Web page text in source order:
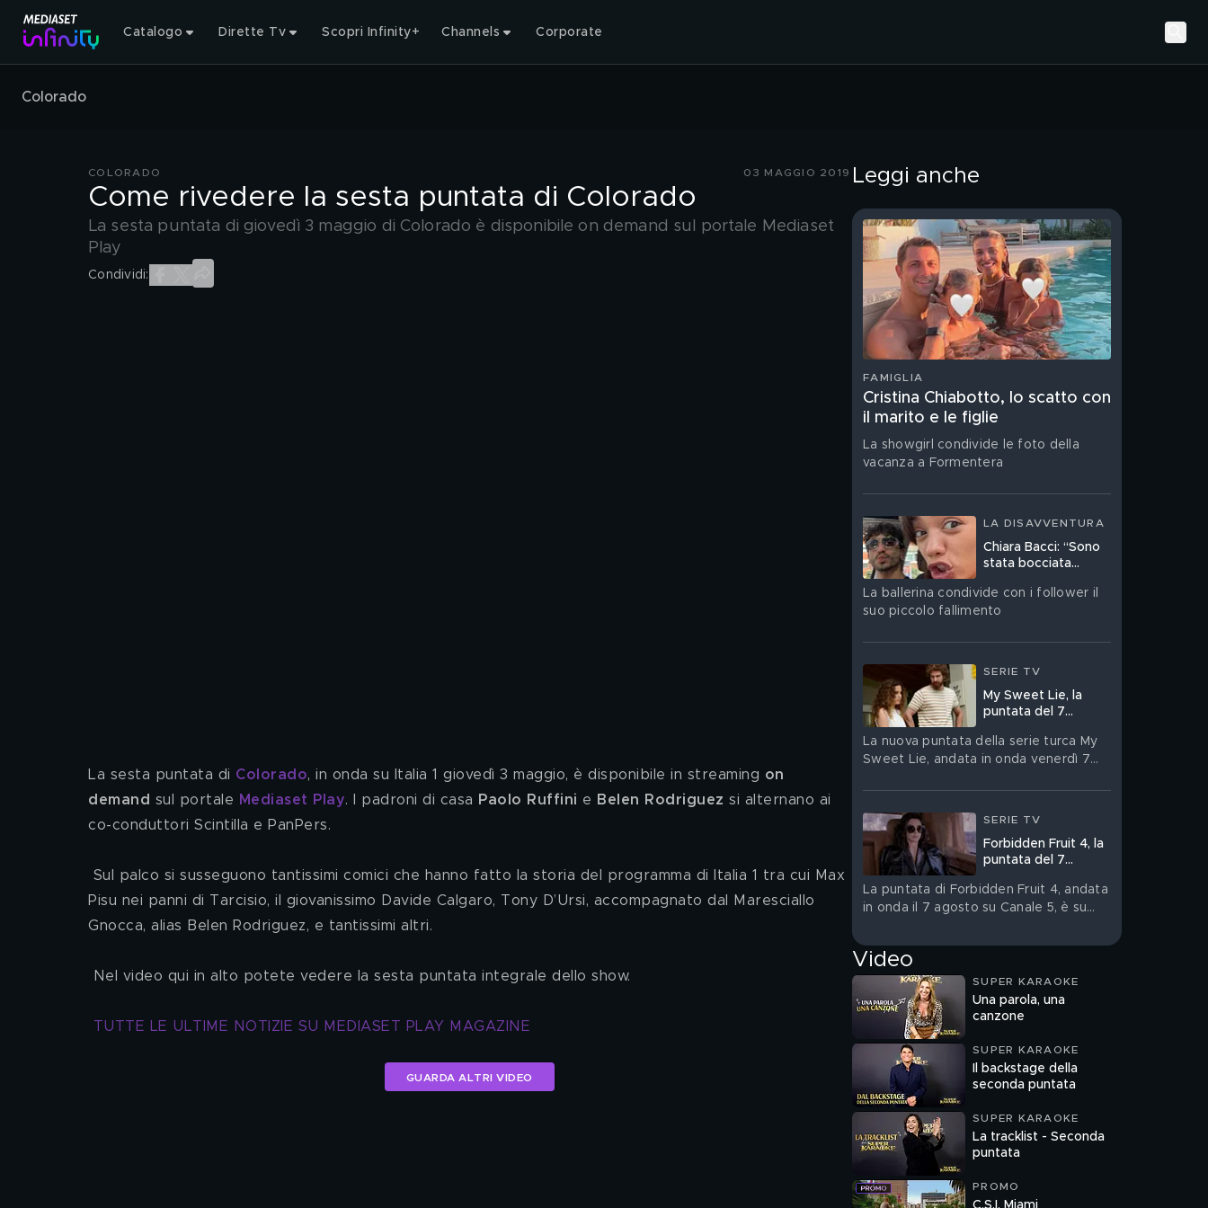
Catalogo Dirette Tv Scopri Infinity+ Channels Corporate
Colorado
COLORADO 03 MAGGIO 2019
Come rivedere la sesta puntata di Colorado
La sesta puntata di giovedì 3 maggio di Colorado è disponibile on demand sul portale Mediaset
Play
Condividi:
La sesta puntata di Colorado, in onda su Italia 1 giovedì 3 maggio, è disponibile in streaming on
demand sul portale Mediaset Play. I padroni di casa Paolo Ruffini e Belen Rodriguez si alternano ai
co-conduttori Scintilla e PanPers.
Pisu nei panni di Tarcisio, il giovanissimo Davide Calgaro, Tony D’Ursi, accompagnato dal Maresciallo
Gnocca, alias Belen Rodriguez, e tantissimi altri.
Nel video qui in alto potete vedere la sesta puntata integrale dello show.
TUTTE LE ULTIME NOTIZIE SU MEDIASET PLAY MAGAZINE
GUARDA ALTRI VIDEO
Leggi anche
FAMIGLIA
Cristina Chiabotto, lo scatto con
il marito e le figlie
La showgirl condivide le foto della
vacanza a Formentera
LA DISAVVENTURA
Chiara Bacci: “Sono
stata bocciata
patente”
La ballerina condivide con i follower il
suo piccolo fallimento
SERIE TV
My Sweet Lie, la
puntata del 7
La nuova puntata della serie turca My
Sweet Lie, andata in onda venerdì 7
SERIE TV
Forbidden Fruit 4, la
puntata del 7
La puntata di Forbidden Fruit 4, andata
in onda il 7 agosto su Canale 5, è su
Video
SUPER KARAOKE
Una parola, una
canzone
SUPER KARAOKE
Il backstage della
seconda puntata
SUPER KARAOKE
La tracklist - Seconda
puntata
PROMO
C.S.I. Miami